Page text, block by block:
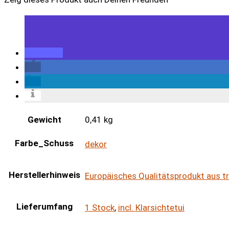
Gewicht 0,41 kg
Farbe_Schuss dekor
Herstellerhinweis Europäisches Qualitätsprodukt aus
Lieferumfang 1 Stock, incl. Klarsichtetui